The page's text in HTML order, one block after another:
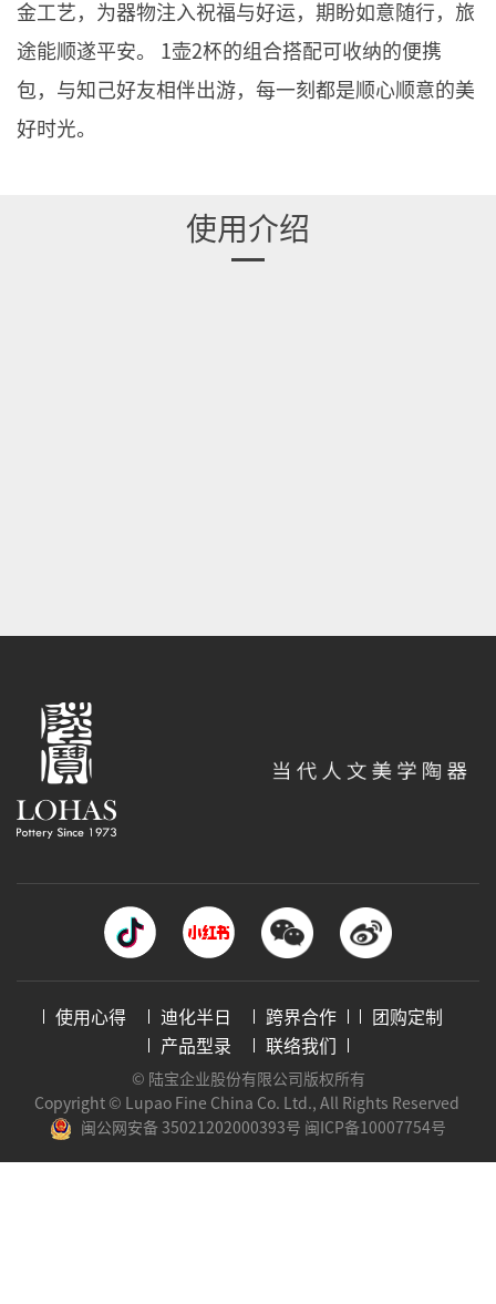
金工艺，为器物注入祝福与好运，期盼如意随行，旅
途能顺遂平安。 1壶2杯的组合搭配可收纳的便携
包，与知己好友相伴出游，每一刻都是顺心顺意的美
好时光。
使用介绍
使用心得 迪化半日 跨界合作
团购定制
产品型录
联络我们
© 陆宝企业股份有限公司版权所有
Copyright © Lupao Fine China Co. Ltd., All Rights Reserved
闽公网安备 35021202000393号 闽ICP备10007754号